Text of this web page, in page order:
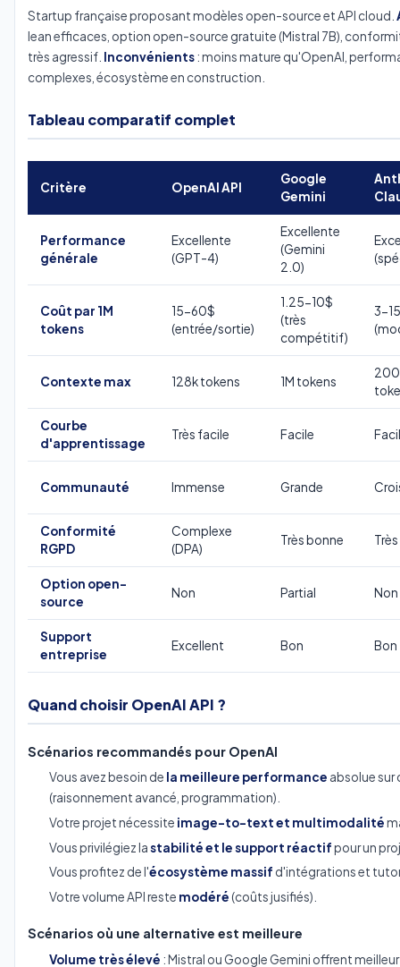
Startup française proposant modèles open-source et API cloud.
lean efficaces, option open-source gratuite (Mistral 7B),
très agressif. Inconvénients: moins mature qu'OpenAI,
complexes, écosystème en construction.
Tableau comparatif complet
Critère OpenAI API
Google
Gemini
Performance
générale
Excellente
(GPT-4)
Excellente
(Gemini
2.0)
Coût par 1M
tokens
15-60$
(entrée/sortie)
1.25-10$
(très
compétitif)
3-
Contexte max 128k tokens 1M tokens
Courbe
d'apprentissage
Très facile Facile
Communauté Immense Grande
Conformité
RGPD
Complexe
(DPA)
Très bonne
Option open-
source
Non Partial Non
Support
entreprise
Excellent Bon Bon
Quand choisir OpenAI API ?
Scénarios recommandés pour OpenAI
Vous avez besoin de la meilleure performance absolue sur
(raisonnement avancé, programmation).
Votre projet nécessite image-to-text et multimodalité
Vous privilégiez lastabilité et le support réactifpour un
Vous profitez de l'écosystème massif d'intégrations et
Votre volume API reste modéré(coûts jusifiés).
Scénarios où une alternative est meilleure
Volume très élevé : Mistral ou Google Gemini offrent meilleur